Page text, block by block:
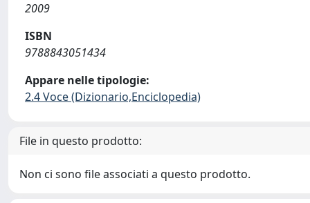
2009
ISBN
9788843051434
Appare nelle tipologie:
2.4 Voce (Dizionario,Enciclopedia)
File in questo prodotto:
Non ci sono file associati a questo prodotto.